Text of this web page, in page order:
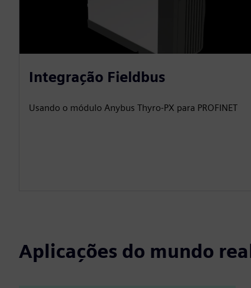
Integração Fieldbus
Usando o módulo Anybus Thyro-PX para PROFINET
Aplicações do mundo